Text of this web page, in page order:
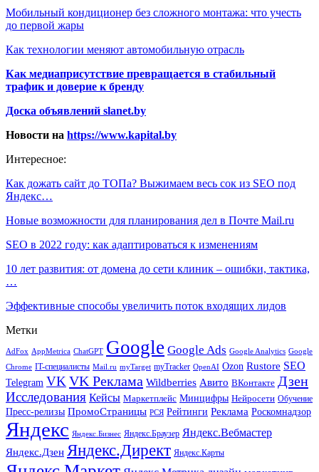
Мобильный кондиционер без сложного монтажа: что учесть
до первой жары
Как технологии меняют автомобильную отрасль
Как медиаприсутствие превращается в стабильный
трафик и доверие к бренду
Доска объявлений slanet.by
Новости на https://www.kapital.by
Интересное:
Как дожать сайт до ТОПа? Выжимаем весь сок из SEO под
Яндекс…
Новые возможности для планирования дел в Почте Mail.ru
SEO в 2022 году: как адаптироваться к изменениям
10 лет развития: от домена до сети клиник – ошибки, тактика,
…
Эффективные способы увеличить поток входящих лидов
Метки
AdFox AppMetrica ChatGPT Google Google Ads Google Analytics Google
Chrome IT-специалисты Mail.ru myTarget myTracker OpenAI Ozon Rustore SEO
Telegram VK VK Реклама Wildberries Авито ВКонтакте Дзен
Исследования Кейсы Маркетплейс Минцифры Нейросети Обучение
Пресс-релизы ПромоСтраницы РСЯ Рейтинги Реклама Роскомнадзор
Яндекс Яндекс.Бизнес Яндекс.Браузер Яндекс.Вебмастер
Яндекс.Дзен Яндекс.Директ Яндекс.Карты